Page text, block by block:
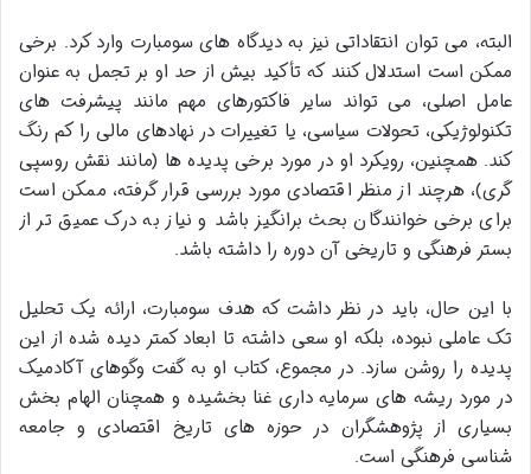
البته، می توان انتقاداتی نیز به دیدگاه های سومبارت وارد کرد. برخی
ممکن است استدلال کنند که تأکید بیش از حد او بر تجمل به عنوان
عامل اصلی، می تواند سایر فاکتورهای مهم مانند پیشرفت های
تکنولوژیکی، تحولات سیاسی، یا تغییرات در نهادهای مالی را کم رنگ
کند. همچنین، رویکرد او در مورد برخی پدیده ها (مانند نقش روسپی
گری)، هرچند از منظر اقتصادی مورد بررسی قرار گرفته، ممکن است
برای برخی خوانندگان بحث برانگیز باشد و نیاز به درک عمیق تر از
بستر فرهنگی و تاریخی آن دوره را داشته باشد.
با این حال، باید در نظر داشت که هدف سومبارت، ارائه یک تحلیل
تک عاملی نبوده، بلکه او سعی داشته تا ابعاد کمتر دیده شده از این
پدیده را روشن سازد. در مجموع، کتاب او به گفت وگوهای آکادمیک
در مورد ریشه های سرمایه داری غنا بخشیده و همچنان الهام بخش
بسیاری از پژوهشگران در حوزه های تاریخ اقتصادی و جامعه
شناسی فرهنگی است.